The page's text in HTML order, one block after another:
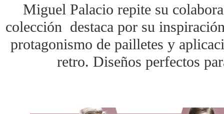
Miguel Palacio repite su
colección destaca por su
protagonismo de pailletes y
retro. Diseños perfectos